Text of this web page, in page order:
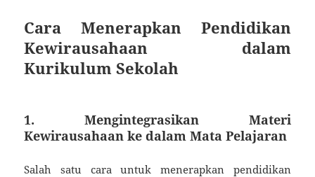
Cara Menerapkan Pendidikan
Kewirausahaan dalam
Kurikulum Sekolah
1. Mengintegrasikan Materi
Kewirausahaan ke dalam Mata Pelajaran
Salah satu cara untuk menerapkan pendidikan